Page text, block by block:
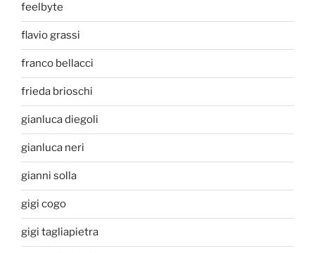
feelbyte
flavio grassi
franco bellacci
frieda brioschi
gianluca diegoli
gianluca neri
gianni solla
gigi cogo
gigi tagliapietra